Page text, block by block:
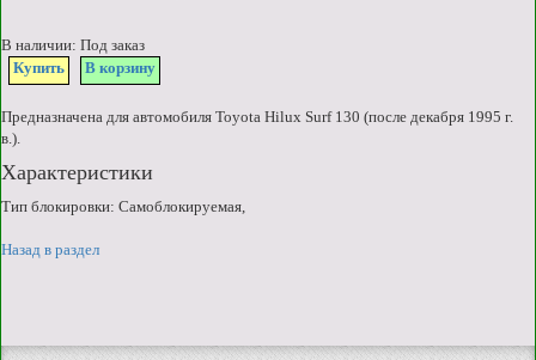
В наличии: Под заказ
Купить
В корзину
Предназначена для автомобиля Toyota Hilux Surf 130 (после декабря 1995 г.
в.).
Характеристики
Тип блокировки: Самоблокируемая,
Назад в раздел